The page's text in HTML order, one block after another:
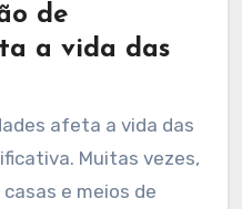
de
a vida das
afeta a vida das
Muitas vezes,
e meios de